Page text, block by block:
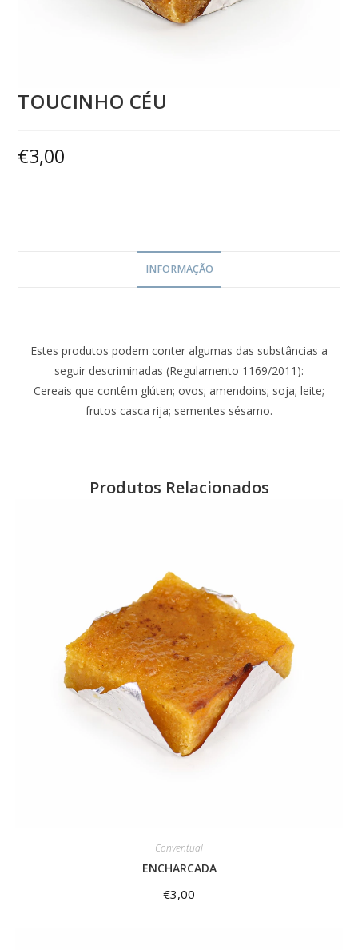
TOUCINHO CÉU
€3,00
INFORMAÇÃO
Estes produtos podem conter algumas das substâncias a
seguir descriminadas (Regulamento 1169/2011):
Cereais que contêm glúten; ovos; amendoins; soja; leite;
frutos casca rija; sementes sésamo.
Produtos Relacionados
Conventual
ENCHARCADA
€3,00